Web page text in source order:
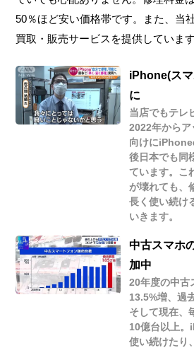
50％ほど安い価格帯です。また、当
買取・販売サービスを提供しています
iPhone(ス
に
当店でもテレ
2022年からア
向けに
後日本でも同
ています。こ
が壊れても、
長く使い続け
いきます。
中古スマホ
加中
20年度の中古
13.5%増、過
そして現在、
10億台以上。
使い続けたり